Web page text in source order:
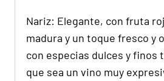
Nariz: Elegante, con fruta
madura y un toque fresco y
con especias dulces y finos
que sea un vino muy